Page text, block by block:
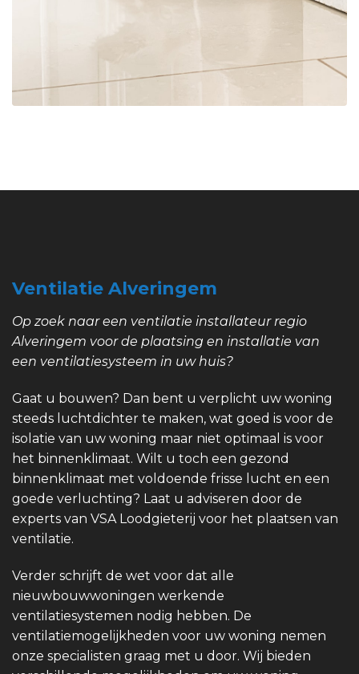
Ventilatie Alveringem
Op zoek naar een ventilatie installateur regio
Alveringem voor de plaatsing en installatie van
een ventilatiesysteem in uw huis?
Gaat u bouwen? Dan bent u verplicht uw woning
steeds luchtdichter te maken, wat goed is voor de
isolatie van uw woning maar niet optimaal is voor
het binnenklimaat. Wilt u toch een gezond
binnenklimaat met voldoende frisse lucht en een
goede verluchting? Laat u adviseren door de
experts van VSA Loodgieterij voor het plaatsen van
ventilatie.
Verder schrijft de wet voor dat alle
nieuwbouwwoningen werkende
ventilatiesystemen nodig hebben. De
ventilatiemogelijkheden voor uw woning nemen
onze specialisten graag met u door. Wij bieden